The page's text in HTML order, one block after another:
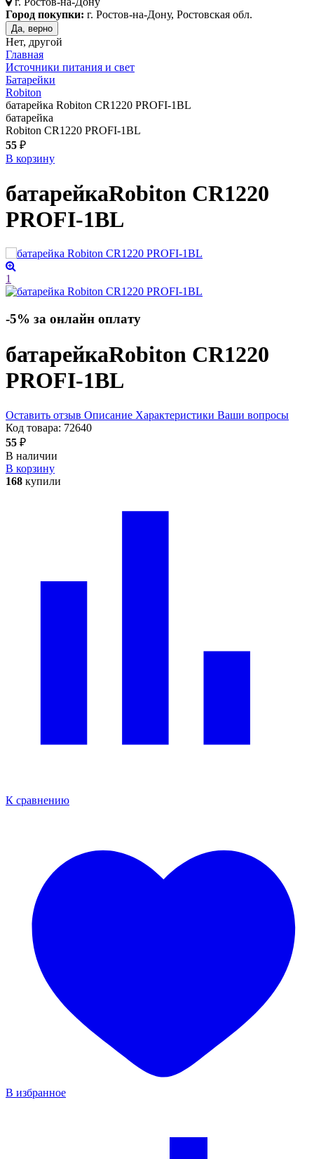
Город покупки: г. Ростов-на-Дону, Ростовская обл.
Да, верно
Нет, другой
Главная
Источники питания и свет
Батарейки
Robiton
батарейка Robiton CR1220 PROFI-1BL
батарейка
Robiton CR1220 PROFI-1BL
55 ₽
В корзину
батарейкаRobiton CR1220
PROFI-1BL
1
-5% за онлайн оплату
батарейкаRobiton CR1220
PROFI-1BL
Оставить отзыв Описание Характеристики Ваши вопросы
Код товара: 72640
55 ₽
В наличии
В корзину
168 купили
К сравнению
В избранное